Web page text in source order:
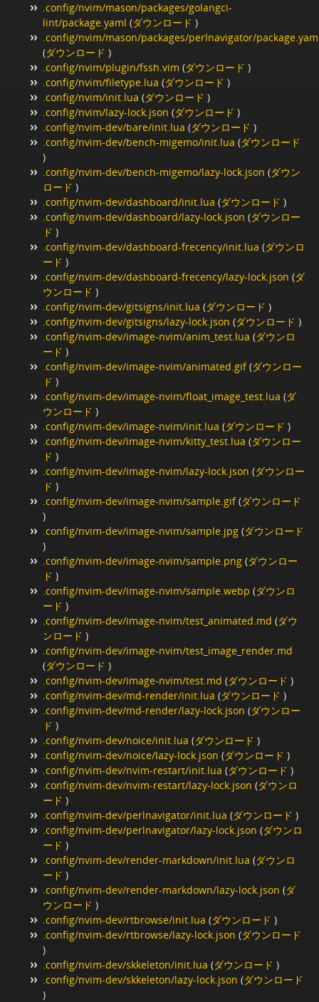
.config/nvim/mason/packages/golangci-
lint/package.yaml (ダウンロード )
.config/nvim/mason/packages/perlnavigator/
(ダウンロード )
.config/nvim/plugin/fssh.vim (ダウンロード )
.config/nvim/filetype.lua (ダウンロード )
.config/nvim/init.lua (ダウンロード )
.config/nvim/lazy-lock.json (ダウンロード )
.config/nvim-dev/bare/init.lua (ダウンロード )
.config/nvim-dev/bench-migemo/init.lua (ダウンロード
)
.config/nvim-dev/bench-migemo/lazy-lock.json (ダウン
ロード )
.config/nvim-dev/dashboard/init.lua (ダウンロード )
.config/nvim-dev/dashboard/lazy-lock.json (ダウンロー
ド )
.config/nvim-dev/dashboard-frecency/init.lua (ダウンロ
ード )
.config/nvim-dev/dashboard-frecency/lazy-lock.json (ダ
ウンロード )
.config/nvim-dev/gitsigns/init.lua (ダウンロード )
.config/nvim-dev/gitsigns/lazy-lock.json (ダウンロード )
.config/nvim-dev/image-nvim/anim_test.lua (ダウンロ
ード )
.config/nvim-dev/image-nvim/animated.gif(ダウンロー
ド )
.config/nvim-dev/image-nvim/float_image_test.lua (ダ
ウンロード )
.config/nvim-dev/image-nvim/init.lua (ダウンロード )
.config/nvim-dev/image-nvim/kitty_test.lua (ダウンロー
ド )
.config/nvim-dev/image-nvim/lazy-lock.json (ダウンロー
ド )
.config/nvim-dev/image-nvim/sample.gif(ダウンロード
)
.config/nvim-dev/image-nvim/sample.jpg (ダウンロード
)
.config/nvim-dev/image-nvim/sample.png (ダウンロー
ド )
.config/nvim-dev/image-nvim/sample.webp (ダウンロ
ード )
.config/nvim-dev/image-nvim/test_animated.md (ダウ
ンロード )
.config/nvim-dev/image-nvim/test_image_render.md
(ダウンロード )
.config/nvim-dev/image-nvim/test.md (ダウンロード )
.config/nvim-dev/md-render/init.lua (ダウンロード )
.config/nvim-dev/md-render/lazy-lock.json (ダウンロー
ド )
.config/nvim-dev/noice/init.lua (ダウンロード )
.config/nvim-dev/noice/lazy-lock.json (ダウンロード )
.config/nvim-dev/nvim-restart/init.lua (ダウンロード )
.config/nvim-dev/nvim-restart/lazy-lock.json (ダウンロ
ード )
.config/nvim-dev/perlnavigator/init.lua (ダウンロード )
.config/nvim-dev/perlnavigator/lazy-lock.json (ダウンロ
ード )
.config/nvim-dev/render-markdown/init.lua (ダウンロ
ード )
.config/nvim-dev/render-markdown/lazy-lock.json (ダ
ウンロード )
.config/nvim-dev/rtbrowse/init.lua (ダウンロード )
.config/nvim-dev/rtbrowse/lazy-lock.json (ダウンロード
)
.config/nvim-dev/skkeleton/init.lua (ダウンロード )
.config/nvim-dev/skkeleton/lazy-lock.json (ダウンロード
)